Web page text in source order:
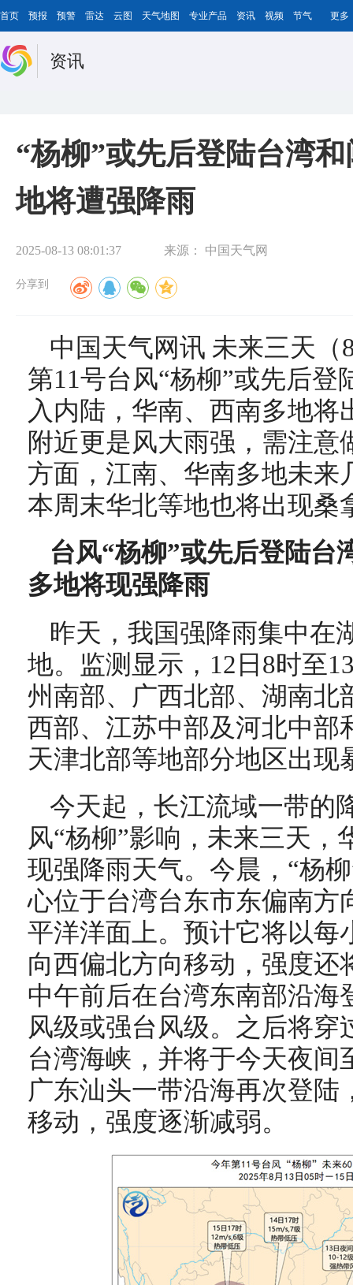
首页 预报 预警 雷达 云图 天气地图 专业产品 资讯 视频 节气 更多
资讯
“杨柳”或先后登陆台湾
地将遭强降雨
2025-08-13 08:01:37 来源： 中国天气网
分享到
中国天气网讯 未来三天（
第11号台风“杨柳”或先后
入内陆，华南、西南多地
附近更是风大雨强，需注
方面，江南、华南多地未来
本周末华北等地也将出现桑
台风“杨柳”或先后登陆台
多地将现强降雨
昨天，我国强降雨集中在
地。监测显示，12 日8时至
州南部、广西北部、湖南北
西部、江苏中部及河北中部
天津北部等地部分地区出现
今天起，长江流域一带的
风“杨柳”影响，未来三天
现强降雨天气。今晨，“杨
心位于台湾台东市东偏南方
平洋洋面上。 预计它将以每
向西偏北方向移动，强度还
中午前后在台湾东南部沿海
风级或强台风级。之后将穿
台湾海峡， 并将于今天夜间
广东汕头一带沿海再次登陆
移动，强度逐渐减弱。